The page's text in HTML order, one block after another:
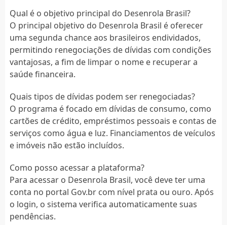
Qual é o objetivo principal do Desenrola Brasil?
O principal objetivo do Desenrola Brasil é oferecer
uma segunda chance aos brasileiros endividados,
permitindo renegociações de dívidas com condições
vantajosas, a fim de limpar o nome e recuperar a
saúde financeira.
Quais tipos de dívidas podem ser renegociadas?
O programa é focado em dívidas de consumo, como
cartões de crédito, empréstimos pessoais e contas de
serviços como água e luz. Financiamentos de veículos
e imóveis não estão incluídos.
Como posso acessar a plataforma?
Para acessar o Desenrola Brasil, você deve ter uma
conta no portal Gov.br com nível prata ou ouro. Após
o login, o sistema verifica automaticamente suas
pendências.